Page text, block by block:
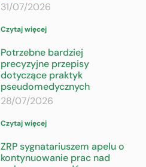
31/07/2026
Czytaj więcej
Potrzebne bardziej
precyzyjne przepisy
dotyczące praktyk
pseudomedycznych
28/07/2026
Czytaj więcej
ZRP sygnatariuszem apelu o
kontynuowanie prac nad